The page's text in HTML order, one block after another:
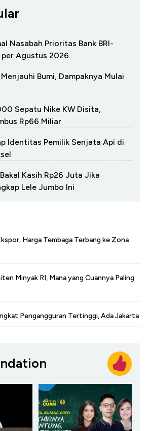
Nasabah Prioritas Bank BRI-
Agustus 2026
Bumi, Dampaknya Mulai
Sepatu Nike KW Disita,
Rp66 Miliar
Identitas Pemilik Senjata Api di
Kasih Rp26 Juta Jika
Lele Jumbo Ini
Harga Tembaga Terbang ke Zona
Minyak RI, Mana yang Cuannya Paling
Pengangguran Tertinggi, Ada Jakarta